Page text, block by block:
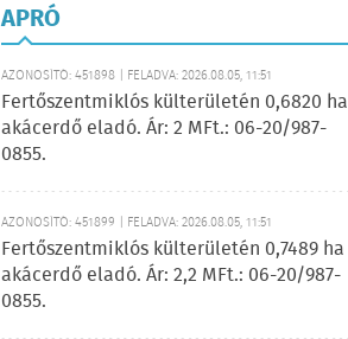
APRÓ
AZONOSÍTÓ: 451898 | FELADVA: 2026.08.05, 11:51
Fertőszentmiklós külterületén 0,6820 ha
akácerdő eladó. Ár: 2 MFt.: 06-20/987-
0855.
AZONOSÍTÓ: 451899 | FELADVA: 2026.08.05, 11:51
Fertőszentmiklós külterületén 0,7489 ha
akácerdő eladó. Ár: 2,2 MFt.: 06-20/987-
0855.